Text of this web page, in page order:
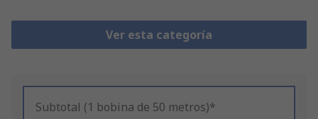
Ver esta categoría
Subtotal (1 bobina de 50 metros)*